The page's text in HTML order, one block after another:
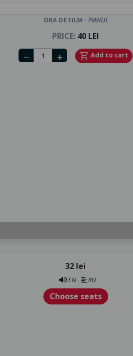
ORA DE FILM - PIANUL
PRICE: 40 LEI
Number of tickets
remove add shopping_cart Add to cart
32 lei
EN RO
Choose seats